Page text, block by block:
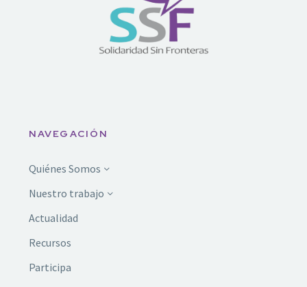
NAVEGACIÓN
Quiénes Somos
Nuestro trabajo
Actualidad
Recursos
Participa